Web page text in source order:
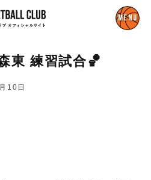
東 練習試合🏀
10日